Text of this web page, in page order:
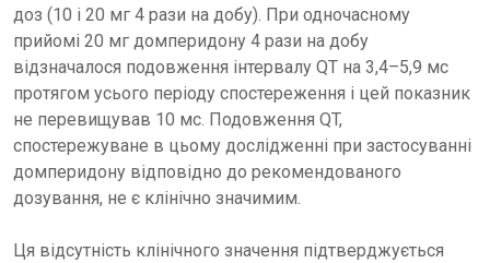
доз (10 і 20 мг 4 рази на добу). При одночасному
прийомі 20 мг домперидону 4 рази на добу
відзначалося подовження інтервалу QT на 3,4–5,9 мс
протягом усього періоду спостереження і цей показник
не перевищував 10 мс. Подовження QT,
спостережуване в цьому дослідженні при застосуванні
домперидону відповідно до рекомендованого
дозування, не є клінічно значимим.
Ця відсутність клінічного значення підтверджується